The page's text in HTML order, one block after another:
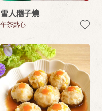
雪人糰子燒
午茶點心